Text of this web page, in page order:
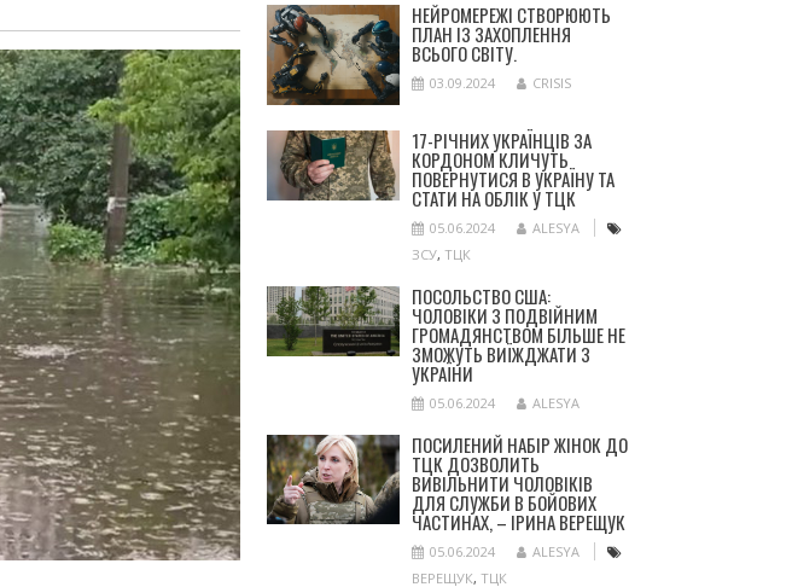
НЕЙРОМЕРЕЖІ СТВОРЮЮТЬ
ПЛАН ІЗ ЗАХОПЛЕННЯ
ВСЬОГО СВІТУ.
03.09.2024 CRISIS
17-РІЧНИХ УКРАЇНЦІВ ЗА
КОРДОНОМ КЛИЧУТЬ
ПОВЕРНУТИСЯ В УКРАЇНУ ТА
СТАТИ НА ОБЛІК У ТЦК
05.06.2024
ALESYA
ЗСУ, ТЦК
ПОСОЛЬСТВО США:
ЧОЛОВІКИ З ПОДВІЙНИМ
ГРОМАДЯНСТВОМ БІЛЬШЕ НЕ
ЗМОЖУТЬ ВИЇЖДЖАТИ З
УКРАЇНИ
05.06.2024 ALESYA
ПОСИЛЕНИЙ НАБІР ЖІНОК ДО
ТЦК ДОЗВОЛИТЬ
ВИВІЛЬНИТИ ЧОЛОВІКІВ
ДЛЯ СЛУЖБИ В БОЙОВИХ
ЧАСТИНАХ, – ІРИНА ВЕРЕЩУК
05.06.2024
ALESYA
ВЕРЕЩУК, ТЦК